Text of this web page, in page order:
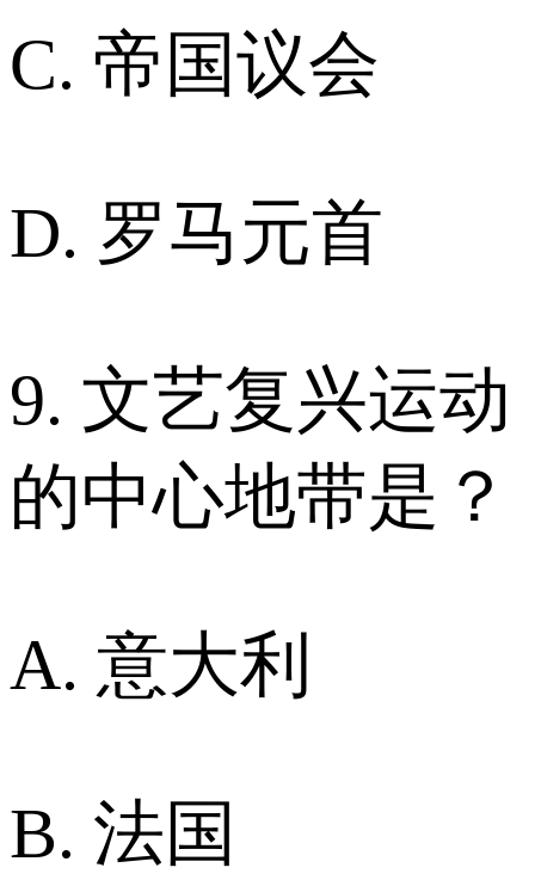
C. 帝国议会
D. 罗马元首
9. 文艺复兴运动
的中心地带是？
A. 意大利
B. 法国